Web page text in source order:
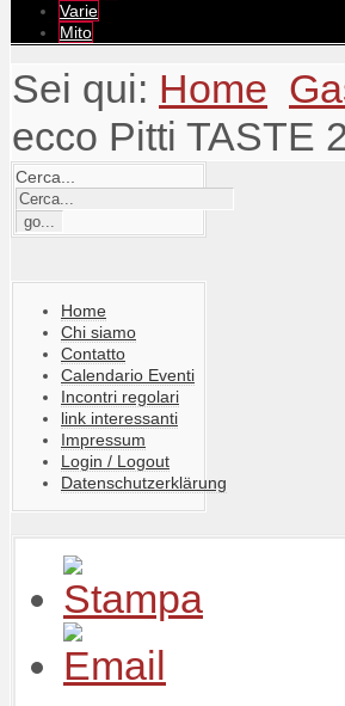
Varie
Mito
Sei qui: Home
ecco Pitti TASTE
Cerca...
Home
Chi siamo
Contatto
Calendario Eventi
Incontri regolari
link interessanti
Impressum
Login / Logout
Datenschutzerklärung